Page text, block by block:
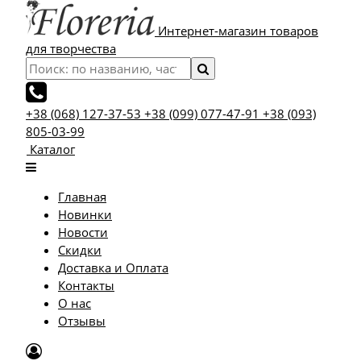
Интернет-магазин товаров
для творчества
+38 (068) 127-37-53 +38 (099) 077-47-91 +38 (093)
805-03-99
Каталог
Главная
Новинки
Новости
Скидки
Доставка и Оплата
Контакты
О нас
Отзывы